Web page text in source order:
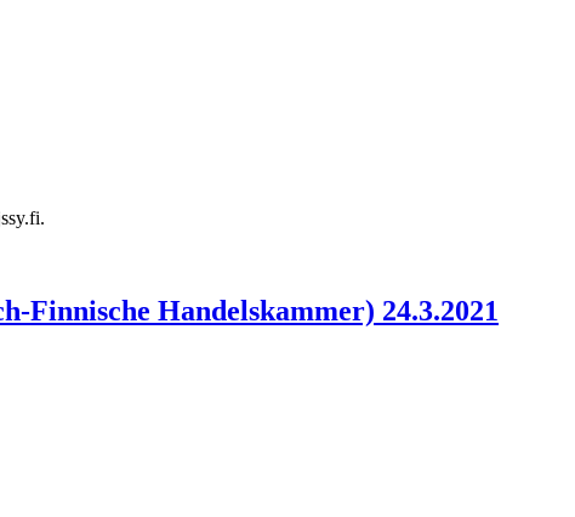
.
Finnische Handelskammer) 24.3.2021